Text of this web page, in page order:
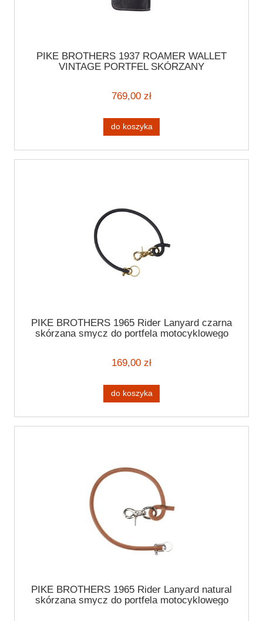
PIKE BROTHERS 1937 ROAMER WALLET
VINTAGE PORTFEL SKÓRZANY
769,00 zł
do koszyka
PIKE BROTHERS 1965 Rider Lanyard czarna
skórzana smycz do portfela motocyklowego
169,00 zł
do koszyka
PIKE BROTHERS 1965 Rider Lanyard natural
skórzana smycz do portfela motocyklowego